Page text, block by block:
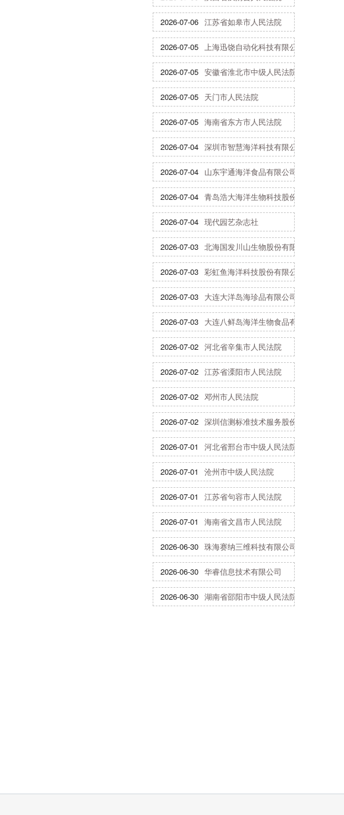
2026-07-06 江苏省如皋市人民法院
2026-07-05 上海迅饶自动化科技有限公司
2026-07-05 安徽省淮北市中级人民法院
2026-07-05 天门市人民法院
2026-07-05 海南省东方市人民法院
2026-07-04 深圳市智慧海洋科技有限公司
2026-07-04 山东宇通海洋食品有限公司
2026-07-04 青岛浩大海洋生物科技股份有限公司
2026-07-04 现代园艺杂志社
2026-07-03 北海国发川山生物股份有限公司
2026-07-03 彩虹鱼海洋科技股份有限公司
2026-07-03 大连大洋岛海珍品有限公司
2026-07-03 大连八鲜岛海洋生物食品有限公司
2026-07-02 河北省辛集市人民法院
2026-07-02 江苏省溧阳市人民法院
2026-07-02 邓州市人民法院
2026-07-02 深圳信测标准技术服务股份有限公司
2026-07-01 河北省邢台市中级人民法院
2026-07-01 沧州市中级人民法院
2026-07-01 江苏省句容市人民法院
2026-07-01 海南省文昌市人民法院
2026-06-30 珠海赛纳三维科技有限公司
2026-06-30 华睿信息技术有限公司
2026-06-30 湖南省邵阳市中级人民法院